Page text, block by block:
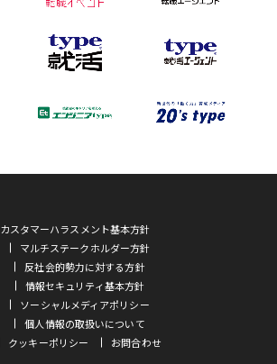
カスタマーハラスメント基本方針
マルチステークホルダー方針
反社会的勢力に対する方針
情報セキュリティ基本方針
ソーシャルメディアポリシー
個人情報の取扱いについて
クッキーポリシー
お問合わせ